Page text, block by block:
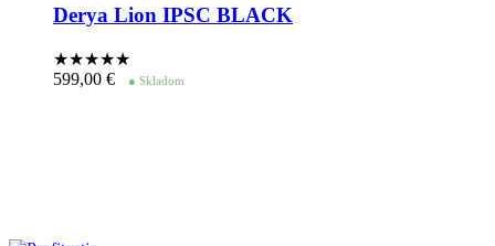
Derya Lion IPSC BLACK
★★★★★
599,00 € ● Skladom